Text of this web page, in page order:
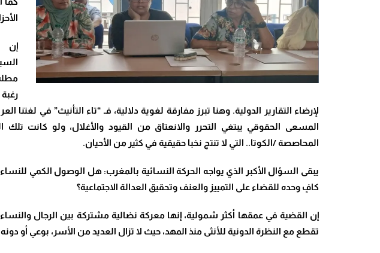
إن
لإرضاء التقارير الدولية. وهنا تبرز مفارقة لغوية دلالية، فـ “تاء التأنيث” في لغتنا
المسعى الحقوقي يبتغي التحرر والانعتاق من القيود والأغلال، ولو كانت
المحاصصة /الكوتا.. التي لا تنتج نخبا حقيقية في كثير من الأحيان.
يبقى السؤال الأكبر الذي يواجه الحركة النسائية بالمغرب: هل الوصول الكمي للنساء
كافٍ وحده للقضاء على التمييز والعنف وتحقيق العدالة الاجتماعية؟
إن القضية في عمقها أكثر شمولية، إنها معركة نضالية مشتركة بين الرجال
تقطع مع النظرة الدونية للأنثى منذ المهد، حيث لا تزال العديد من الأسر، بوعي أو